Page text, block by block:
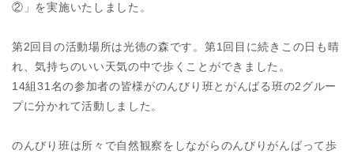
②」を実施いたしました。
第2回目の活動場所は光徳の森です。第1回目に続きこの日も晴
れ、気持ちのいい天気の中で歩くことができました。
14組31名の参加者の皆様がのんびり班とがんばる班の2グルー
プに分かれて活動しました。
のんびり班は所々で自然観察をしながらのんびりがんばって歩